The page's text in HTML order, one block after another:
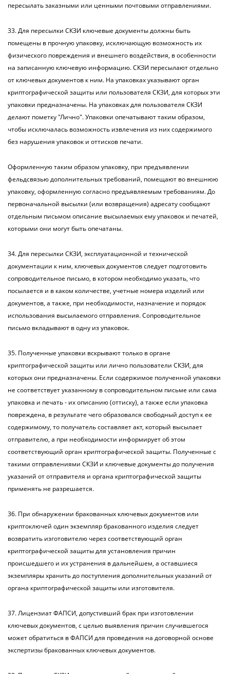
пересылать заказными или ценными почтовыми отправлениями.
33. Для пересылки СКЗИ ключевые документы должны быть
помещены в прочную упаковку, исключающую возможность их
физического повреждения и внешнего воздействия, в особенности
на записанную ключевую информацию. СКЗИ пересылают отдельно
от ключевых документов к ним. На упаковках указывают орган
криптографической защиты или пользователя СКЗИ, для которых эти
упаковки предназначены. На упаковках для пользователя СКЗИ
делают пометку "Лично". Упаковки опечатывают таким образом,
чтобы исключалась возможность извлечения из них содержимого
без нарушения упаковок и оттисков печати.
Оформленную таким образом упаковку, при предъявлении
фельдсвязью дополнительных требований, помещают во внешнюю
упаковку, оформленную согласно предъявляемым требованиям. До
первоначальной высылки (или возвращения) адресату сообщают
отдельным письмом описание высылаемых ему упаковок и печатей,
которыми они могут быть опечатаны.
34. Для пересылки СКЗИ, эксплуатационной и технической
документации к ним, ключевых документов следует подготовить
сопроводительное письмо, в котором необходимо указать, что
посылается и в каком количестве, учетные номера изделий или
документов, а также, при необходимости, назначение и порядок
использования высылаемого отправления. Сопроводительное
письмо вкладывают в одну из упаковок.
35. Полученные упаковки вскрывают только в органе
криптографической защиты или лично пользователи СКЗИ, для
которых они предназначены. Если содержимое полученной упаковки
не соответствует указанному в сопроводительном письме или сама
упаковка и печать - их описанию (оттиску), а также если упаковка
повреждена, в результате чего образовался свободный доступ к ее
содержимому, то получатель составляет акт, который высылает
отправителю, а при необходимости информирует об этом
соответствующий орган криптографической защиты. Полученные с
такими отправлениями СКЗИ и ключевые документы до получения
указаний от отправителя и органа криптографической защиты
применять не разрешается.
36. При обнаружении бракованных ключевых документов или
криптоключей один экземпляр бракованного изделия следует
возвратить изготовителю через соответствующий орган
криптографической защиты для установления причин
происшедшего и их устранения в дальнейшем, а оставшиеся
экземпляры хранить до поступления дополнительных указаний от
органа криптографической защиты или изготовителя.
37. Лицензиат ФАПСИ, допустивший брак при изготовлении
ключевых документов, с целью выявления причин случившегося
может обратиться в ФАПСИ для проведения на договорной основе
экспертизы бракованных ключевых документов.